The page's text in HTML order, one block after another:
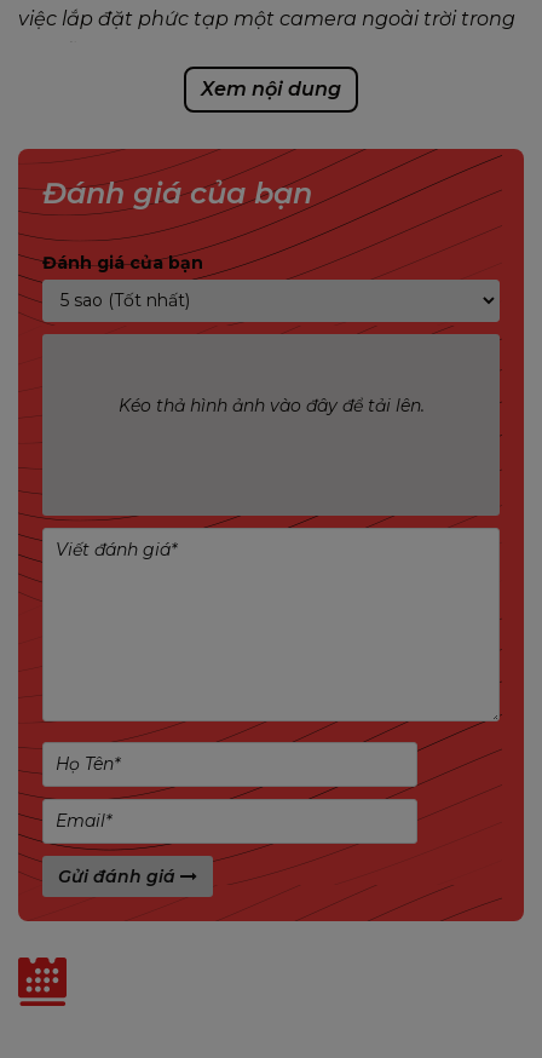
việc lắp đặt phức tạp một camera ngoài trời trong
với tấm năng lượng mặt trời tùy chọn ở phiên bản
V2, Cell 3C 3MP thậm chí còn có khả năng theo dõi
tốt hơn.
Có thể lăp đặt ở bất kì vị trí nào bạn muốn
Hoàn toàn không dây
Dung lượng pin cực lớn lến đến 5000mAh
Hỗ trợ sạc lại qua tấm sạc năng lượng mặt
trời
Dung lượng Pin đến 5000mAh
Camera Cell 3C dùng Pin lithium dung lượng lớn
5000mAh, thiết kế tiêu thụ điện năng thấp thân
thiện với môi trường và tiết kiệm năng lượng hơn,
có thể sạc đầy trong 3 giờ. Nếu bạn ghi 20 video 10
ngày (trong thử nghiệm của chúng tôi)
Xem nội dung
Đánh giá của bạn
Đánh giá của bạn
Kéo thả hình ảnh vào đây để tải lên.
Gửi đánh giá